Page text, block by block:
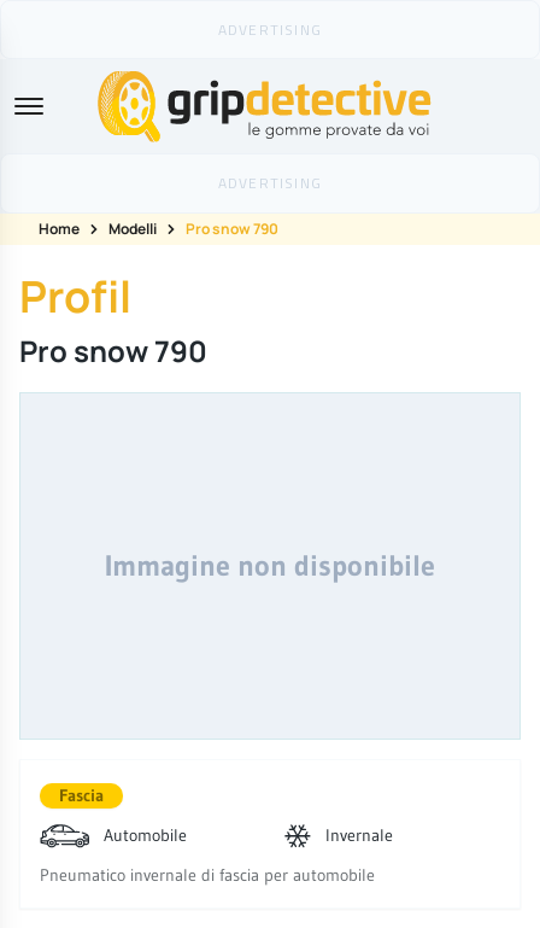
GripDetective
Home Modelli Pro snow 790
Profil
Pro snow 790
Immagine non disponibile
Fascia
Automobile
Invernale
Pneumatico invernale di fascia per automobile